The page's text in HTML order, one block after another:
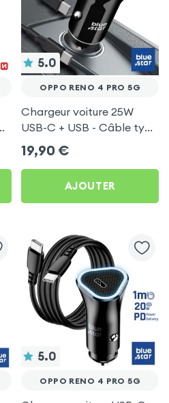
5.0
OPPO RENO 4 PRO 5G
Chargeur voiture 25W
USB-C + USB - Câble type
C 60W Blue Star pour
Oppo Reno 4 Pro 5G
19,90 €
AJOUTER
5.0
OPPO RENO 4 PRO 5G